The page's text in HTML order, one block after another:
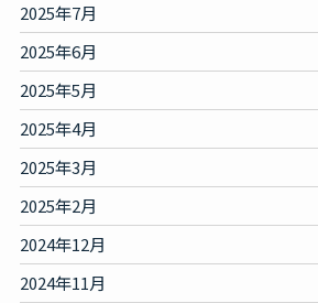
2025年7月
2025年6月
2025年5月
2025年4月
2025年3月
2025年2月
2024年12月
2024年11月